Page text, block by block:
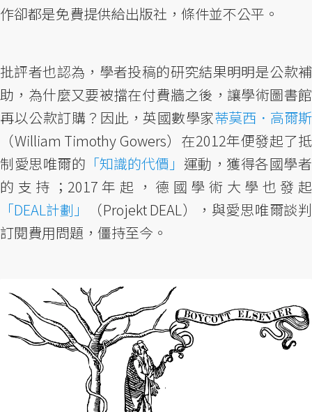
作卻都是免費提供給出版社，條件並不公平。
批評者也認為，學者投稿的研究結果明明是公款補
助，為什麼又要被擋在付費牆之後，讓學術圖書館
再以公款訂購？因此，英國數學家蒂莫西．高爾斯
（William Timothy Gowers）在2012年便發起了抵
制愛思唯爾的 「知識的代價」 運動，獲得各國學者
的支持；2017年起，德國學術大學也發起
「DEAL計劃」
（Projekt DEAL），與愛思唯爾談判
訂閱費用問題，僵持至今。